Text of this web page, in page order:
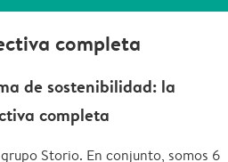
completa
de sostenibilidad: la
completa
Storio. En conjunto, somos 6